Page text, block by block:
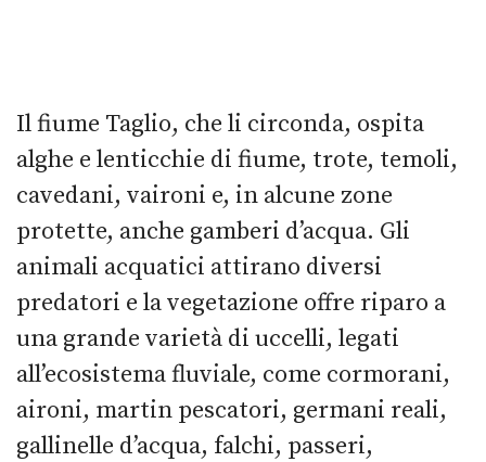
Il fiume Taglio, che li circonda, ospita
alghe e lenticchie di fiume, trote, temoli,
cavedani, vaironi e, in alcune zone
protette, anche gamberi d’acqua. Gli
animali acquatici attirano diversi
predatori e la vegetazione offre riparo a
una grande varietà di uccelli, legati
all’ecosistema fluviale, come cormorani,
aironi, martin pescatori, germani reali,
gallinelle d’acqua, falchi, passeri,